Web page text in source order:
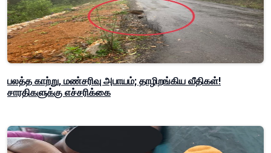
பலத்த காற்று, மண்சரிவு அபாயம்; தாழிறங்கிய வீதிகள்!
சாரதிகளுக்கு எச்சரிக்கை